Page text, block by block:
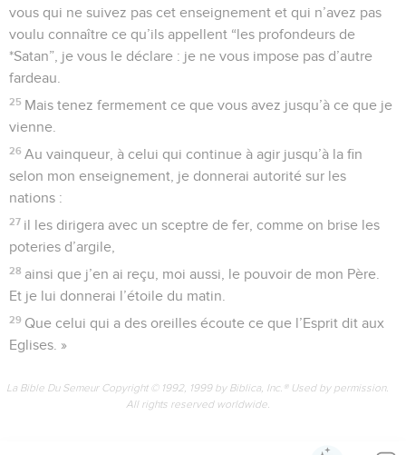
vous qui ne suivez pas cet enseignement et qui n’avez pas
voulu connaître ce qu’ils appellent “les profondeurs de
*Satan”, je vous le déclare : je ne vous impose pas d’autre
fardeau.
25 Mais tenez fermement ce que vous avez jusqu’à ce que je
vienne.
26 Au vainqueur, à celui qui continue à agir jusqu’à la fin
selon mon enseignement, je donnerai autorité sur les
nations :
27 il les dirigera avec un sceptre de fer, comme on brise les
poteries d’argile,
28 ainsi que j’en ai reçu, moi aussi, le pouvoir de mon Père.
Et je lui donnerai l’étoile du matin.
29 Que celui qui a des oreilles écoute ce que l’Esprit dit aux
Eglises. »
La Bible Du Semeur Copyright © 1992, 1999 by Biblica, Inc.® Used by permission.
All rights reserved worldwide.